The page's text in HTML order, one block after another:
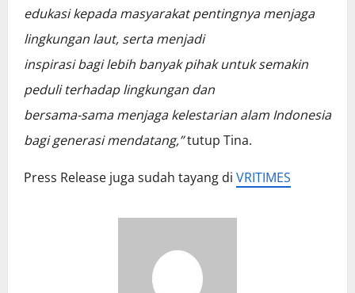
edukasi kepada masyarakat pentingnya menjaga
lingkungan laut, serta menjadi
inspirasi bagi lebih banyak pihak untuk semakin
peduli terhadap lingkungan dan
bersama-sama menjaga kelestarian alam Indonesia
bagi generasi mendatang,”tutup Tina.
Press Release juga sudah tayang di VRITIMES